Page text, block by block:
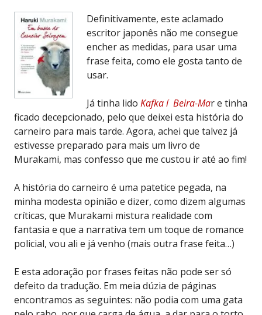
Definitivamente, este aclamado
escritor japonês não me consegue
encher as medidas, para usar uma
frase feita, como ele gosta tanto de
usar.
Já tinha lido Kafka í Beira-Mar e tinha
ficado decepcionado, pelo que deixei esta história do
carneiro para mais tarde. Agora, achei que talvez já
estivesse preparado para mais um livro de
Murakami, mas confesso que me custou ir até ao fim!
A história do carneiro é uma patetice pegada, na
minha modesta opinião e dizer, como dizem algumas
críticas, que Murakami mistura realidade com
fantasia e que a narrativa tem um toque de romance
policial, vou ali e já venho (mais outra frase feita…)
E esta adoração por frases feitas não pode ser só
defeito da tradução. Em meia dúzia de páginas
encontramos as seguintes: não podia com uma gata